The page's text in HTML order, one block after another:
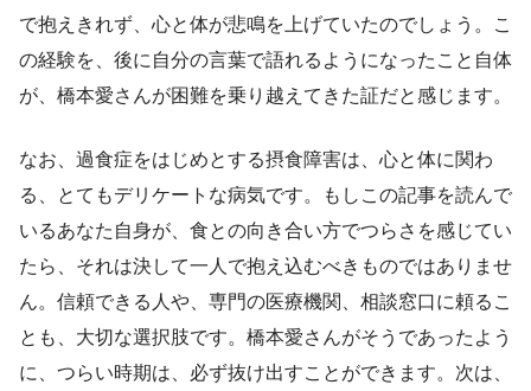
で抱えきれず、心と体が悲鳴を上げていたのでしょう。こ
の経験を、後に自分の言葉で語れるようになったこと自体
が、橋本愛さんが困難を乗り越えてきた証だと感じます。
なお、過食症をはじめとする摂食障害は、心と体に関わ
る、とてもデリケートな病気です。もしこの記事を読んで
いるあなた自身が、食との向き合い方でつらさを感じてい
たら、それは決して一人で抱え込むべきものではありませ
ん。信頼できる人や、専門の医療機関、相談窓口に頼るこ
とも、大切な選択肢です。橋本愛さんがそうであったよう
に、つらい時期は、必ず抜け出すことができます。次は、